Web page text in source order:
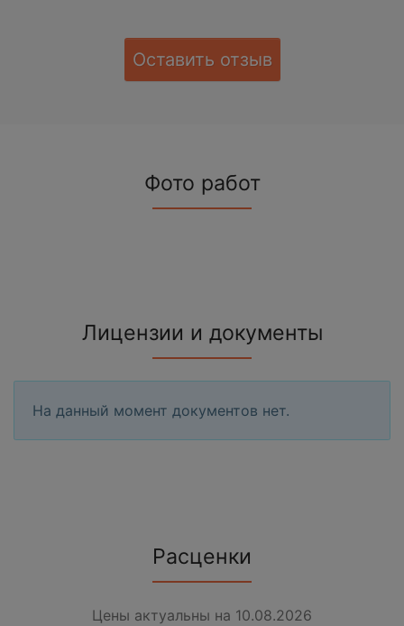
Оставить отзыв
Фото работ
Лицензии и документы
На данный момент документов нет.
Расценки
Цены актуальны на 10.08.2026